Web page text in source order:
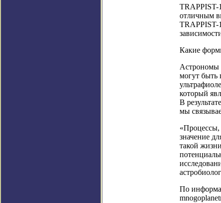
TRAPPIST-
отличным
TRAPPIST-
Какие
Астрономы
могут быть
который
В
мы
значение
такой
По